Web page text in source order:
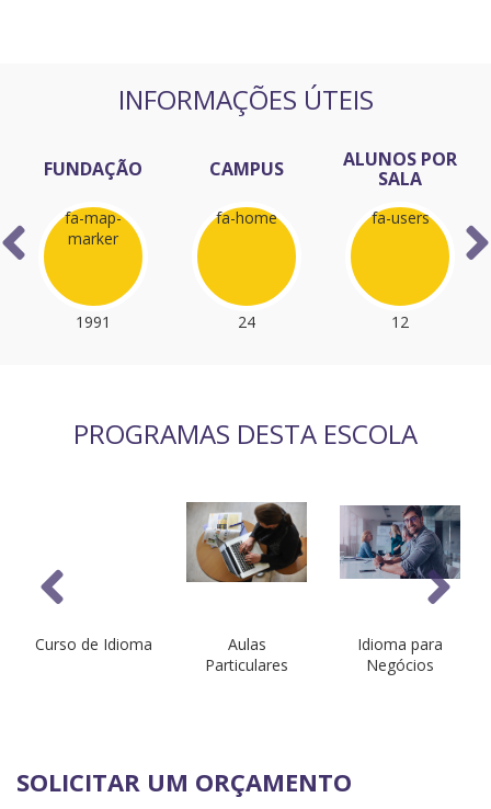
INFORMAÇÕES ÚTEIS
FUNDAÇÃO
fa-map-
marker
1991
CAMPUS
fa-home
24
ALUNOS POR
SALA
fa-users
12
PROGRAMAS DESTA ESCOLA
Curso de Idioma
Aulas
Particulares
Idioma para
Negócios
SOLICITAR UM ORÇAMENTO